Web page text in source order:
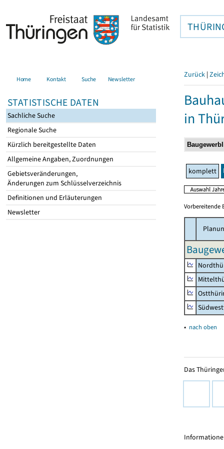
Home Kontakt Suche Newsletter
STATISTISCHE DATEN
Sachliche Suche
Regionale Suche
Kürzlich bereitgestellte Daten
Allgemeine Angaben, Zuordnungen
Gebietsveränderungen,
Änderungen zum Schlüsselverzeichnis
Definitionen und Erläuterungen
Newsletter
Zurück |
in
komplett
Vorbereitende
▴ nach oben
Das